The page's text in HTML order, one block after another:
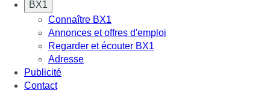
BX1
Connaître BX1
Annonces et offres d'emploi
Regarder et écouter BX1
Adresse
Publicité
Contact